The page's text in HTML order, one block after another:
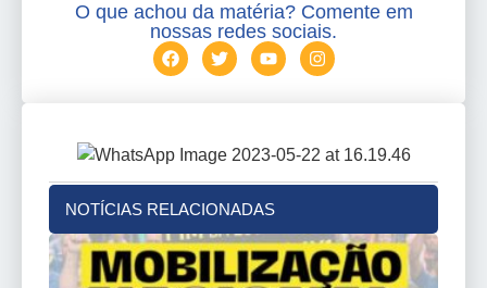
O que achou da matéria? Comente em
nossas redes sociais.
NOTÍCIAS RELACIONADAS